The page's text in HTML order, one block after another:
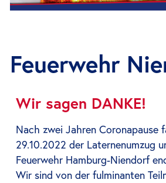
Feuerwehr
Wir sagen DANKE!
Nach zwei Jahren Coronapause
29.10.2022 der Laternenumzug
Feuerwehr Hamburg-Niendorf
Wir sind von der fulminanten